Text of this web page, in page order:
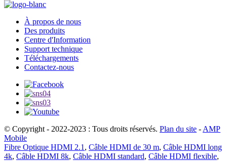
À propos de nous
Des produits
Centre d'Information
Support technique
Téléchargements
Contactez-nous
© Copyright - 2022-2023 : Tous droits réservés. Plan du site - AMP
Mobile
Fibre Optique HDMI 2.1 , Câble HDMI de 30 m, Câble HDMI long
4k, Câble HDMI 8k, Câble HDMI standard, Câble HDMI flexible,